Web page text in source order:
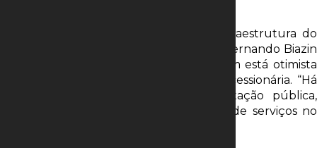
De acordo com o sócio na área de Infraestrutura do
Donelli e Abreu Sodré Advogados, Luis Fernando Biazin
Zenid, a cadeia de fornecedores também está otimista
para prestar serviços para a futura concessionária. “Há
empresas que não participam de licitação pública,
porém são especializadas na prestação de serviços no